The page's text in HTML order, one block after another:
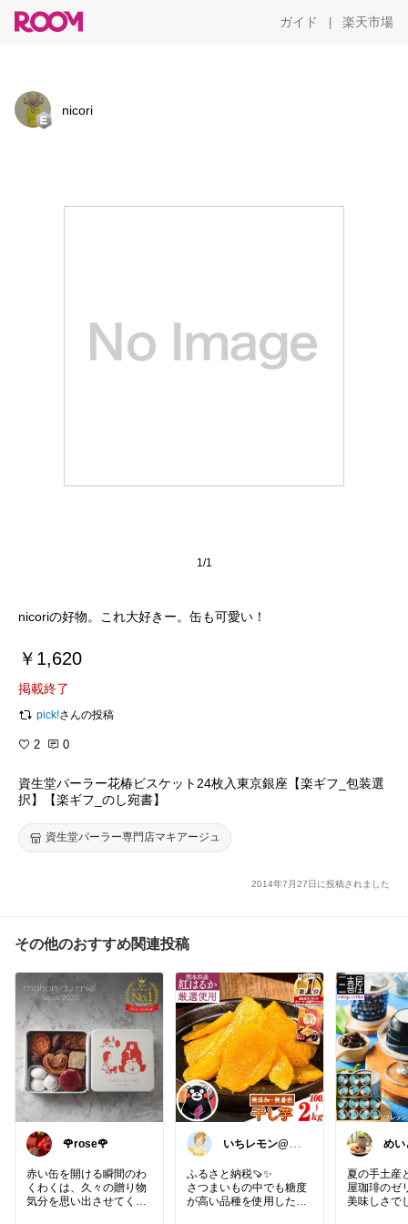
ガイド 楽天市場
nicori
1/1
nicoriの好物。これ大好きー。缶も可愛い！
￥1,620
掲載終了
pick!さんの投稿
2 0
資生堂パーラー花椿ビスケット24枚入東京銀座【楽ギフ_包装選
択】【楽ギフ_のし宛書】
資生堂パーラー専門店マキアージュ
2014年7月27日に投稿されました
その他のおすすめ関連投稿
🌹rose🌹
赤い缶を開ける瞬間のわ
くわくは、久々の贈り物
気分を思い出させてくれ
いちレモン@ご
✨️
ふるさと納税🍠✨️
さつまいもの中でも糖度
が高い品種を使用した干
めい
夏の手土産
屋珈琲のゼ
美味しさで